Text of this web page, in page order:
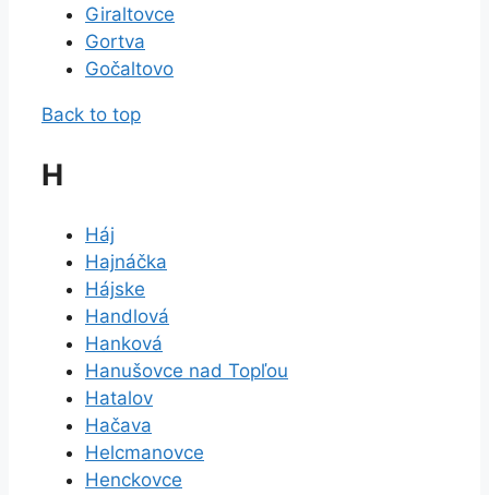
Giraltovce
Gortva
Gočaltovo
Back to top
H
Háj
Hajnáčka
Hájske
Handlová
Hanková
Hanušovce nad Topľou
Hatalov
Hačava
Helcmanovce
Henckovce